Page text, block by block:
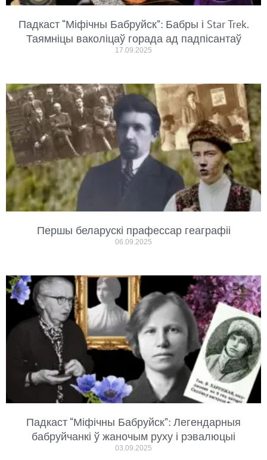
Падкаст “Міфічны Бабруйск”: Бабры і Star Trek.
Таямніцы ваколіцаў горада ад падпісантаў
17.09.2025
Першы беларускі прафессар геаграфіі
06.09.2025
Падкаст “Міфічны Бабруйск”: Легендарныя
бабруйчанкі ў жаночым руху і рэвалюцыі
03.09.2025